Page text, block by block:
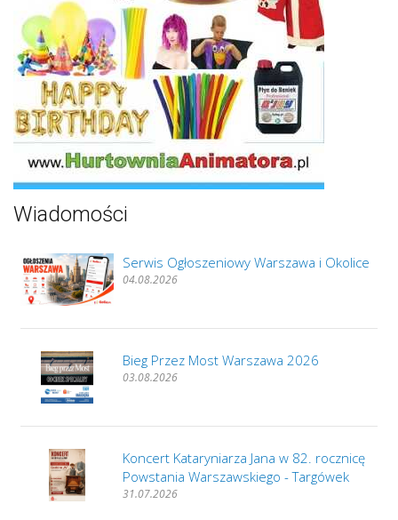
Wiadomości
Serwis Ogłoszeniowy Warszawa i Okolice
04.08.2026
Bieg Przez Most Warszawa 2026
03.08.2026
Koncert Kataryniarza Jana w 82. rocznicę
Powstania Warszawskiego - Targówek
31.07.2026